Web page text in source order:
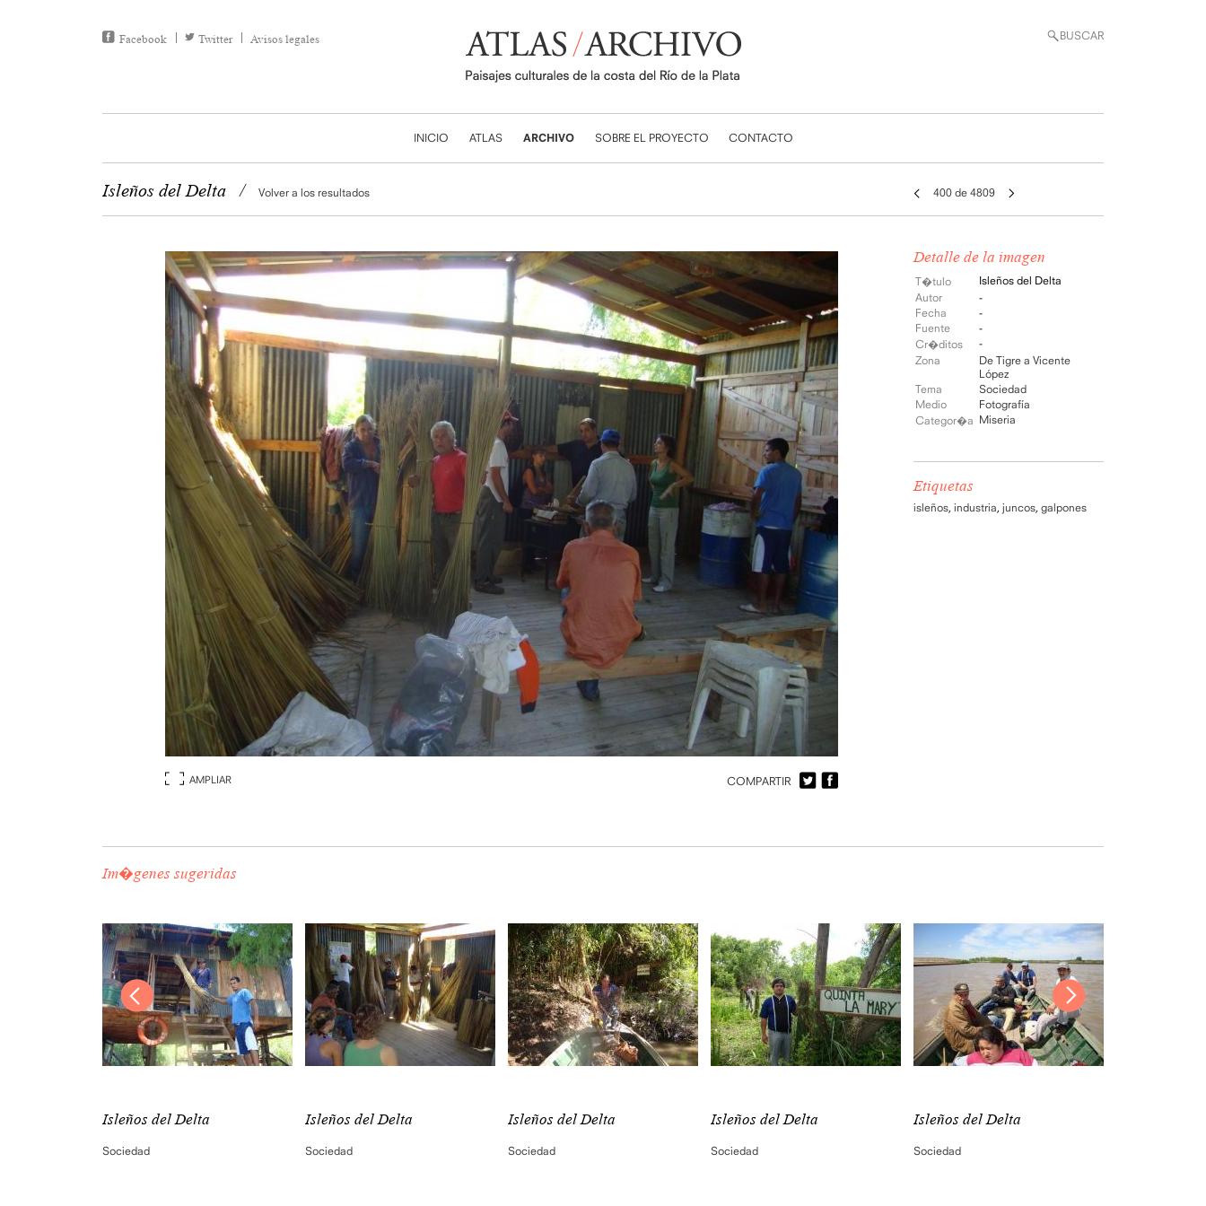
Facebook Twitter Avisos legales BUSCAR
INICIO ATLAS ARCHIVO SOBRE EL PROYECTO CONTACTO
Isleños del Delta / Volver a los resultados 400 de 4809
AMPLIAR COMPARTIR
Detalle de la imagen
T�tulo
Isleños del Delta
Autor
-
Fecha
-
Fuente
-
Cr�ditos
-
Zona
De Tigre a Vicente
López
Tema
Sociedad
Medio
Fotografía
Categor�a Miseria
Etiquetas
isleños, industria, juncos, galpones
Im�genes sugeridas
Isleños del Delta
Sociedad
Isleños del Delta
Sociedad
Isleños del Delta
Sociedad
Isleños del Delta
Sociedad
Isleños del Delta
Sociedad